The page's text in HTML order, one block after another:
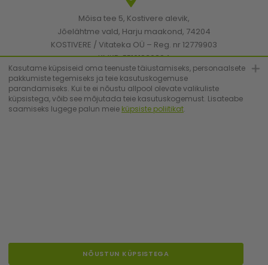
Mõisa tee 5, Kostivere alevik,
Jõelähtme vald, Harju maakond, 74204
KOSTIVERE / Vitateka OÜ – Reg. nr 12779903
KMKR: EE101830894
[email protected]
Kasutame küpsiseid oma teenuste täiustamiseks, personaalsete
pakkumiste tegemiseks ja teie kasutuskogemuse
parandamiseks. Kui te ei nõustu allpool olevate valikuliste
küpsistega, võib see mõjutada teie kasutuskogemust. Lisateabe
saamiseks lugege palun meie küpsiste poliitikat.
NÕUSTUN KÜPSISTEGA